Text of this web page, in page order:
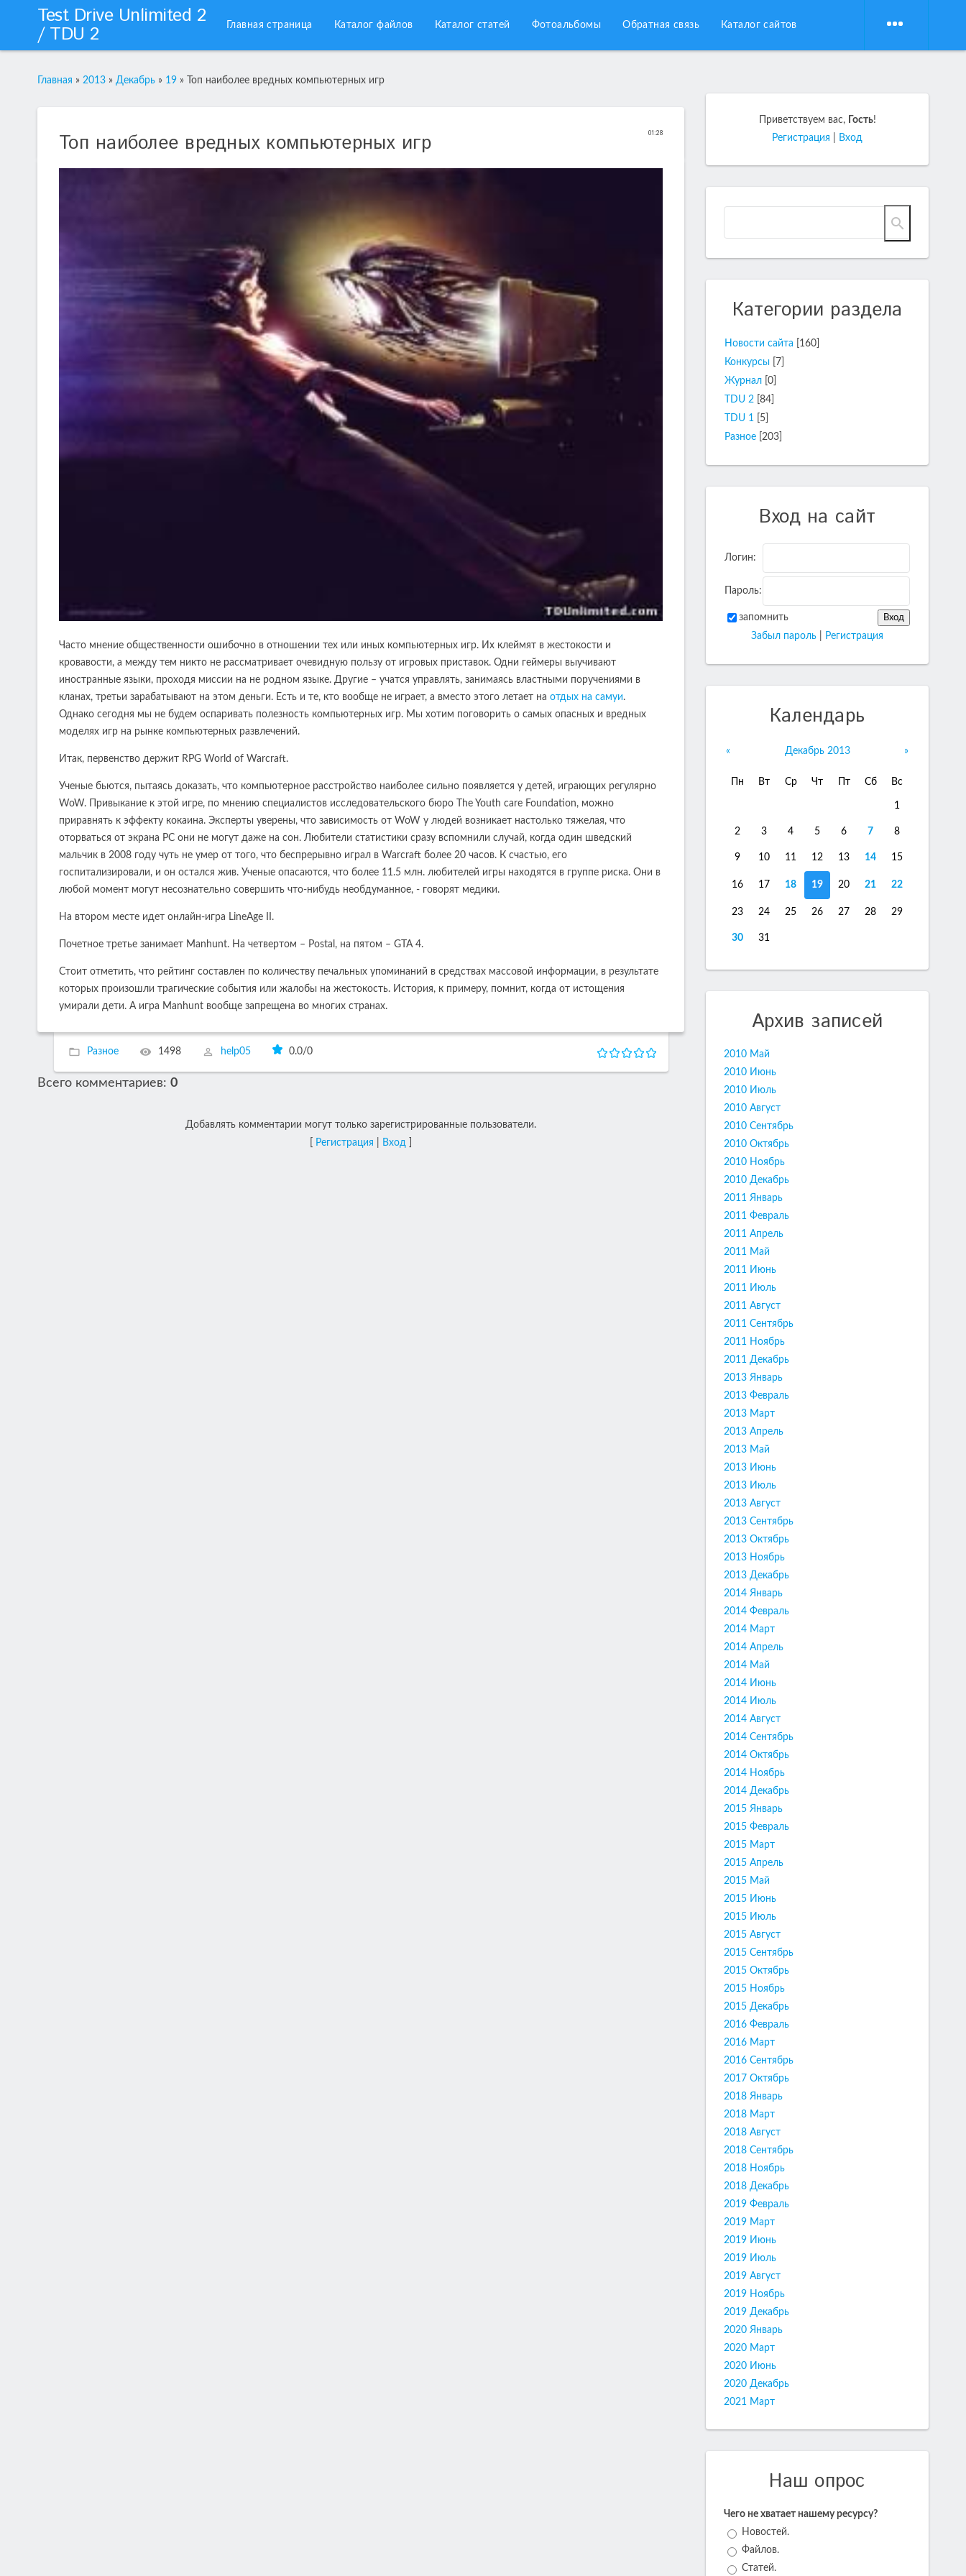
Test Drive Unlimited 2
/ TDU 2 Главная страница Каталог файлов Каталог статей Фотоальбомы Обратная связь Каталог сайтов
Главная » 2013 » Декабрь » 19 » Топ наиболее вредных компьютерных игр
01:28
Топ наиболее вредных компьютерных игр
Часто мнение общественности ошибочно в отношении тех или иных компьютерных игр. Их клеймят в жестокости и
кровавости, а между тем никто не рассматривает очевидную пользу от игровых приставок. Одни геймеры выучивают
иностранные языки, проходя миссии на не родном языке. Другие – учатся управлять, занимаясь властными поручениями в
кланах, третьи зарабатывают на этом деньги. Есть и те, кто вообще не играет, а вместо этого летает на отдых на самуи.
Однако сегодня мы не будем оспаривать полезность компьютерных игр. Мы хотим поговорить о самых опасных и вредных
моделях игр на рынке компьютерных развлечений.
Итак, первенство держит RPG World of Warcraft.
Ученые бьются, пытаясь доказать, что компьютерное расстройство наиболее сильно появляется у детей, играющих регулярно
WoW. Привыкание к этой игре, по мнению специалистов исследовательского бюро The Youth care Foundation, можно
приравнять к эффекту кокаина. Эксперты уверены, что зависимость от WoW у людей возникает настолько тяжелая, что
оторваться от экрана PC они не могут даже на сон. Любители статистики сразу вспомнили случай, когда один шведский
мальчик в 2008 году чуть не умер от того, что беспрерывно играл в Warcraft более 20 часов. К счастью, его
госпитализировали, и он остался жив. Ученые опасаются, что более 11.5 млн. любителей игры находятся в группе риска. Они в
любой момент могут несознательно совершить что-нибудь необдуманное, - говорят медики.
На втором месте идет онлайн-игра LineAge II.
Почетное третье занимает Manhunt. На четвертом – Postal, на пятом – GTA 4.
Стоит отметить, что рейтинг составлен по количеству печальных упоминаний в средствах массовой информации, в результате
которых произошли трагические события или жалобы на жестокость. История, к примеру, помнит, когда от истощения
умирали дети. А игра Manhunt вообще запрещена во многих странах.
Разное 1498 help05 0.0/0
Всего комментариев: 0
Добавлять комментарии могут только зарегистрированные пользователи.
Регистрация Вход
Приветствуем вас, Гость!
Регистрация
Вход
Категории раздела
Новости сайта
[160]
Конкурсы
[7]
Журнал [0]
TDU 2 [84]
TDU 1
[5]
Разное [203]
Вход на сайт
Логин:
Пароль:
запомнить
Забыл пароль
Регистрация
Календарь
« Декабрь 2013 »
Пн Вт Ср Чт Пт Сб Вс
1
2 3 4 5 6 7 8
9 10 11 12 13 14 15
16 17 18 19 20 21 22
23 24 25 26 27 28 29
30 31
Архив записей
2010 Май
2010 Июнь
2010 Июль
2010 Август
2010 Сентябрь
2010 Октябрь
2010 Ноябрь
2010 Декабрь
2011 Январь
2011 Февраль
2011 Апрель
2011 Май
2011 Июнь
2011 Июль
2011 Август
2011 Сентябрь
2011 Ноябрь
2011 Декабрь
2013 Январь
2013 Февраль
2013 Март
2013 Апрель
2013 Май
2013 Июнь
2013 Июль
2013 Август
2013 Сентябрь
2013 Октябрь
2013 Ноябрь
2013 Декабрь
2014 Январь
2014 Февраль
2014 Март
2014 Апрель
2014 Май
2014 Июнь
2014 Июль
2014 Август
2014 Сентябрь
2014 Октябрь
2014 Ноябрь
2014 Декабрь
2015 Январь
2015 Февраль
2015 Март
2015 Апрель
2015 Май
2015 Июнь
2015 Июль
2015 Август
2015 Сентябрь
2015 Октябрь
2015 Ноябрь
2015 Декабрь
2016 Февраль
2016 Март
2016 Сентябрь
2017 Октябрь
2018 Январь
2018 Март
2018 Август
2018 Сентябрь
2018 Ноябрь
2018 Декабрь
2019 Февраль
2019 Март
2019 Июнь
2019 Июль
2019 Август
2019 Ноябрь
2019 Декабрь
2020 Январь
2020 Март
2020 Июнь
2020 Декабрь
2021 Март
Наш опрос
Чего не хватает нашему ресурсу?
Новостей.
Файлов.
Статей.